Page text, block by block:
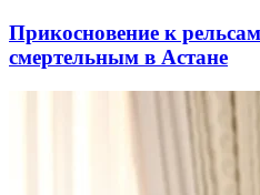
Прикосновение к
смертельным в Астане